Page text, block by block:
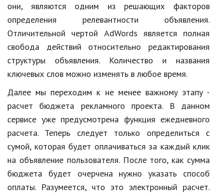
Домашние животные
Семья и дети
Путешествия
Строительство
Мода и стиль
Бизнес
Хобби и развлечения
Финансы
Юриспруденция
они, являются одним из решающих факторов
определения релевантности объявления.
Отличительной чертой AdWords является полная
свобода действий относительно редактирования
структуры объявления. Количество и названия
ключевых слов можно изменять в любое время.
Далее мы переходим к не менее важному этапу -
расчет бюджета рекламного проекта. В данном
сервисе уже предусмотрена функция ежедневного
расчета. Теперь следует только определиться с
сумой, которая будет оплачиваться за каждый клик
на объявление пользователя. После того, как сумма
бюджета будет очерчена нужно указать способ
оплаты. Разумеется, что это электронный расчет.